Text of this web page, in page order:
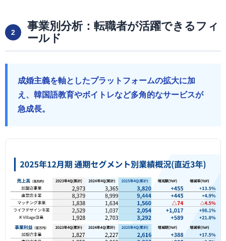
2
事業別分析：転職者が活躍できるフィ
ールド
成婚主義を軸としたプラットフォームの拡大に加
え、韓国語教育やボイトレなど多角的なサービスが
急成長。